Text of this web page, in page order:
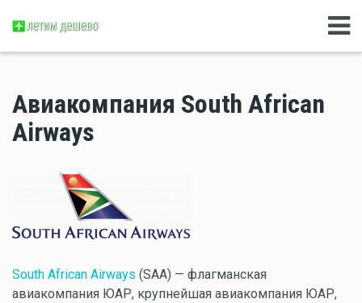
Авиакомпания South African
Airways
South African Airways (SAA) — флагманская
авиакомпания ЮАР, крупнейшая авиакомпания ЮАР,